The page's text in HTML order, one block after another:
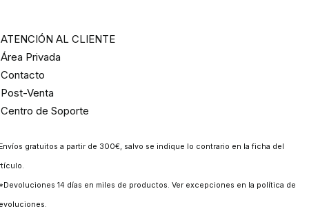
ATENCIÓN AL CLIENTE
Área Privada
Contacto
Post-Venta
Centro de Soporte
gratuitos a partir de 300€, salvo se indique lo contrario en la ficha del
14 días en miles de productos. Ver excepciones en la política de
.